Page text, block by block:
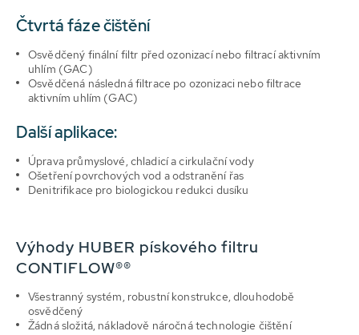
Čtvrtá fáze čištění
Osvědčený finální filtr před ozonizací nebo filtrací aktivním
uhlím (GAC)
Osvědčená následná filtrace po ozonizaci nebo filtrace
aktivním uhlím (GAC)
Další aplikace:
Úprava průmyslové, chladicí a cirkulační vody
Ošetření povrchových vod a odstranění řas
Denitrifikace pro biologickou redukci dusíku
Výhody HUBER pískového filtru
CONTIFLOW®®
Všestranný systém, robustní konstrukce, dlouhodobě
osvědčený
Žádná složitá, nákladově náročná technologie čištění